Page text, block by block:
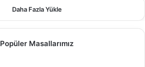
Daha Fazla Yükle
Popüler Masallarımız